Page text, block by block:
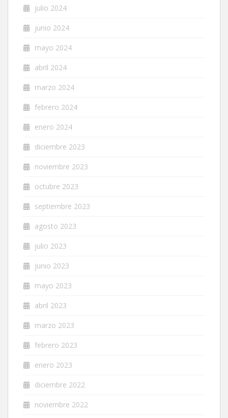
julio 2024
junio 2024
mayo 2024
abril 2024
marzo 2024
febrero 2024
enero 2024
diciembre 2023
noviembre 2023
octubre 2023
septiembre 2023
agosto 2023
julio 2023
junio 2023
mayo 2023
abril 2023
marzo 2023
febrero 2023
enero 2023
diciembre 2022
noviembre 2022